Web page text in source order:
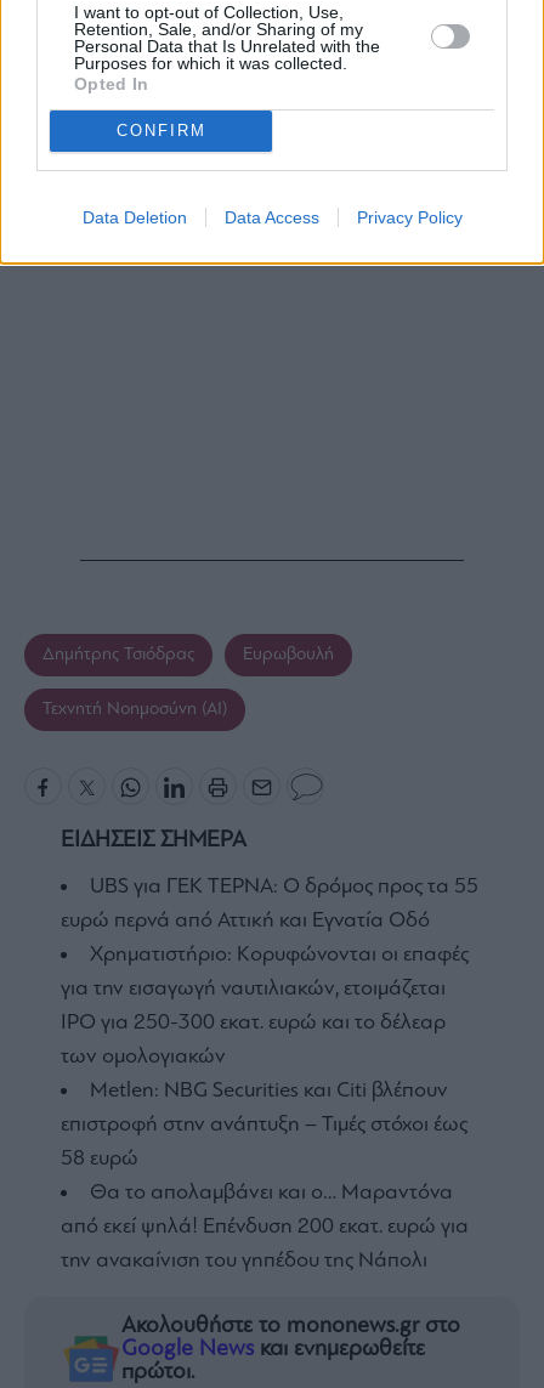
I want to opt-out of Collection, Use,
Retention, Sale, and/or Sharing of my
Personal Data that Is Unrelated with the
Purposes for which it was collected.
Opted In
CONFIRM
Data Deletion Data Access Privacy Policy
Δημήτρης Τσιόδρας Ευρωβουλή
Τεχνητή Νοημοσύνη (AI)
ΕΙΔΗΣΕΙΣ ΣΗΜΕΡΑ
UBS για ΓΕΚ ΤΕΡΝΑ: Ο δρόμος προς τα 55
ευρώ περνά από Αττική και Εγνατία Οδό
Χρηματιστήριο: Κορυφώνονται οι επαφές
για την εισαγωγή ναυτιλιακών, ετοιμάζεται
IPO για 250-300 εκατ. ευρώ και το δέλεαρ
των ομολογιακών
Metlen: NBG Securities και Citi βλέπουν
επιστροφή στην ανάπτυξη – Τιμές στόχοι έως
58 ευρώ
Θα το απολαμβάνει και ο… Μαραντόνα
από εκεί ψηλά! Επένδυση 200 εκατ. ευρώ για
την ανακαίνιση του γηπέδου της Νάπολι
Ακολουθήστε το mononews.gr στο
Google News και ενημερωθείτε
πρώτοι.